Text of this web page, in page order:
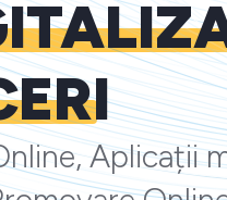
Aplicații